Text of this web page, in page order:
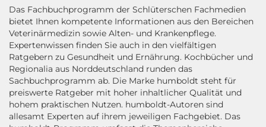
Das Fachbuchprogramm der Schlüterschen Fachmedien
bietet Ihnen kompetente Informationen aus den Bereichen
Veterinärmedizin sowie Alten- und Krankenpflege.
Expertenwissen finden Sie auch in den vielfältigen
Ratgebern zu Gesundheit und Ernährung. Kochbücher und
Regionalia aus Norddeutschland runden das
Sachbuchprogramm ab. Die Marke humboldt steht für
preiswerte Ratgeber mit hoher inhaltlicher Qualität und
hohem praktischen Nutzen. humboldt-Autoren sind
allesamt Experten auf ihrem jeweiligen Fachgebiet. Das